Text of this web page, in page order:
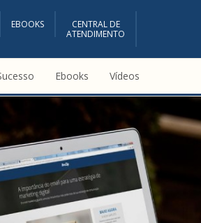
EBOOKS
CENTRAL DE
ATENDIMENTO
Ebooks Vídeos